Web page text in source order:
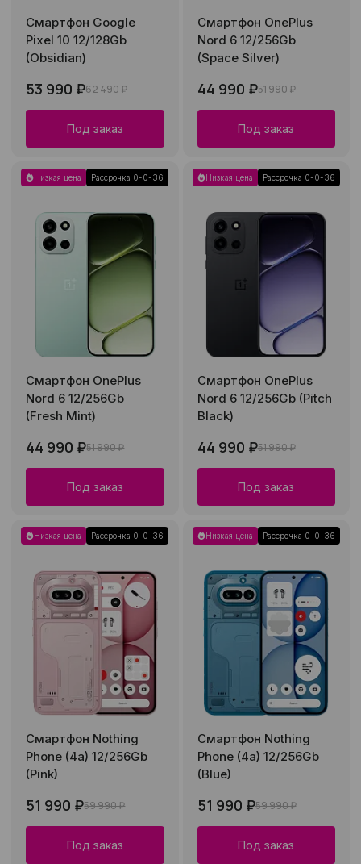
Смартфон Google
Pixel 10 12/128Gb
(Obsidian)
53 990 ₽62 490 ₽
Под заказ
Смартфон OnePlus
Nord 6 12/256Gb
(Space Silver)
44 990 ₽51 990 ₽
Под заказ
Низкая цена Рассрочка 0-0-36
Смартфон OnePlus
Nord 6 12/256Gb
(Fresh Mint)
44 990 ₽51 990 ₽
Под заказ
Низкая цена Рассрочка 0-0-36
Смартфон OnePlus
Nord 6 12/256Gb (Pitch
Black)
44 990 ₽51 990 ₽
Под заказ
Низкая цена Рассрочка 0-0-36
Смартфон Nothing
Phone (4a) 12/256Gb
(Pink)
51 990 ₽59 990 ₽
Под заказ
Низкая цена Рассрочка 0-0-36
Смартфон Nothing
Phone (4a) 12/256Gb
(Blue)
51 990 ₽59 990 ₽
Под заказ